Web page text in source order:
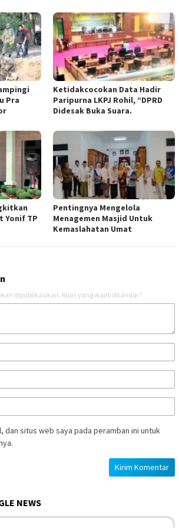
Pra
Ketidakcocokan Data Hadir
Paripurna LKPJ Rohil, “DPRD
Didesak Buka Suara.
Yonif TP
Pentingnya Mengelola
Menagemen Masjid Untuk
Kemaslahatan Umat
dipublikasikan. Ruas yang wajib ditandai *
dan situs web saya pada peramban ini untuk
NEWS